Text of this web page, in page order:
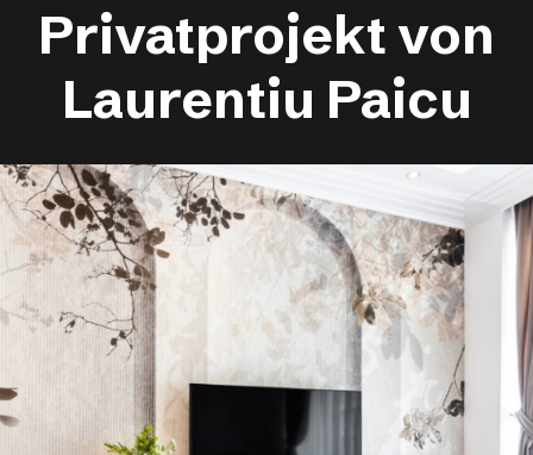
Privatprojekt von
Laurentiu Paicu